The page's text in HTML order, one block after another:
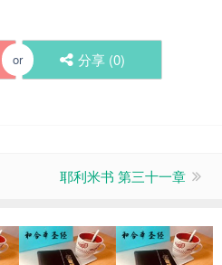
or 分享 (0)
耶利米书 第三十一章